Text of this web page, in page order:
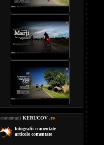
comentarii KERUCOV .ro
fotografii comentate
articole comentate